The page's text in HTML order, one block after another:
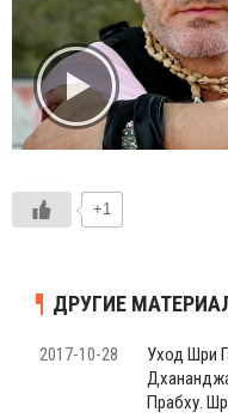
+1
ДРУГИЕ
2017-10-28
Уход Шри
Прабху.